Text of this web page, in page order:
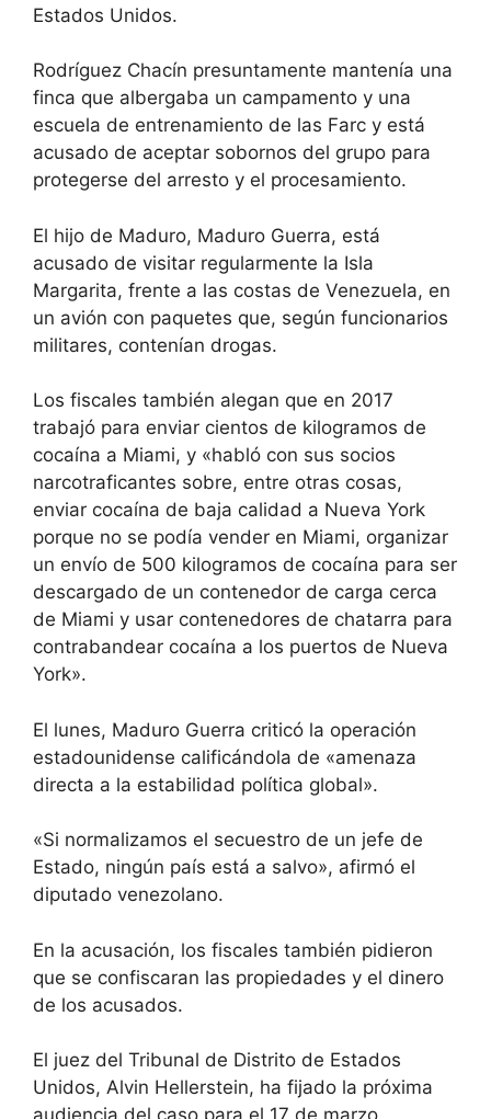
Estados Unidos.
Rodríguez Chacín presuntamente mantenía una
finca que albergaba un campamento y una
escuela de entrenamiento de las Farc y está
acusado de aceptar sobornos del grupo para
protegerse del arresto y el procesamiento.
El hijo de Maduro, Maduro Guerra, está
acusado de visitar regularmente la Isla
Margarita, frente a las costas de Venezuela, en
un avión con paquetes que, según funcionarios
militares, contenían drogas.
Los fiscales también alegan que en 2017
trabajó para enviar cientos de kilogramos de
cocaína a Miami, y «habló con sus socios
narcotraficantes sobre, entre otras cosas,
enviar cocaína de baja calidad a Nueva York
porque no se podía vender en Miami, organizar
un envío de 500 kilogramos de cocaína para ser
descargado de un contenedor de carga cerca
de Miami y usar contenedores de chatarra para
contrabandear cocaína a los puertos de Nueva
York».
El lunes, Maduro Guerra criticó la operación
estadounidense calificándola de «amenaza
directa a la estabilidad política global».
«Si normalizamos el secuestro de un jefe de
Estado, ningún país está a salvo», afirmó el
diputado venezolano.
En la acusación, los fiscales también pidieron
que se confiscaran las propiedades y el dinero
de los acusados.
El juez del Tribunal de Distrito de Estados
Unidos, Alvin Hellerstein, ha fijado la próxima